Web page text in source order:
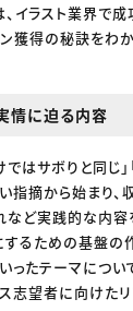
イラスト業界で
獲得の秘訣をわ
情に迫る内容
はサボりと同じ
指摘から始まり
など実践的な内容
するための基盤の
ったテーマについ
志望者に向けた